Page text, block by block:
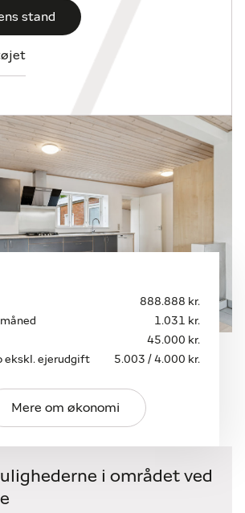
have er et kapitel for sig – fuldt
et væld af frugttræer og buske,
valnød og hasselnød samt flere
drivhuset kan du dyrke grønt året
og haveliv i det grønne.
i Rårup er ideel for dig, der ønsker
dig, men samtidig vil have
daginstitution og et aktivt
er kort afstand til både
og gode fritidsaktiviteter,
13 km når du Juelsminde med
butikker og spisesteder.
væk, og motorvejsnettet gør
en bolig med hjerte, sjæl og
– et sted hvor man
Her får du både charmen
murstensvilla, trygheden fra de
og en have, der inviterer til
En ideel bolig for dig, der drømmer
rolige omgivelser tæt på by, natur
stand
888.888 kr.
1.031 kr.
45.000 kr.
ekskl. ejerudgift
5.003 / 4.000 kr.
Mere om økonomi
i området ved